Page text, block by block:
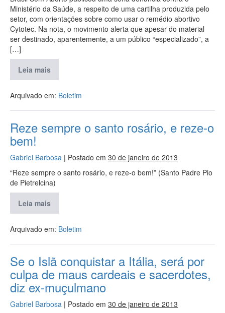
Ministério da Saúde, a respeito de uma cartilha produzida pelo
setor, com orientações sobre como usar o remédio abortivo
Cytotec. Na nota, o movimento alerta que apesar do material
ser destinado, aparentemente, a um público “especializado”, a
[…]
Leia mais
Arquivado em: Boletim
Reze sempre o santo rosário, e reze-o
bem!
Gabriel Barbosa | Postado em 30 de janeiro de 2013
“Reze sempre o santo rosário, e reze-o bem!” (Santo Padre Pio
de Pietrelcina)
Leia mais
Arquivado em: Boletim
Se o Islã conquistar a Itália, será por
culpa de maus cardeais e sacerdotes,
diz ex-muçulmano
Gabriel Barbosa | Postado em 30 de janeiro de 2013